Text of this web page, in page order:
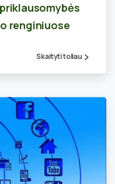
renginiuose
Skaityti toliau